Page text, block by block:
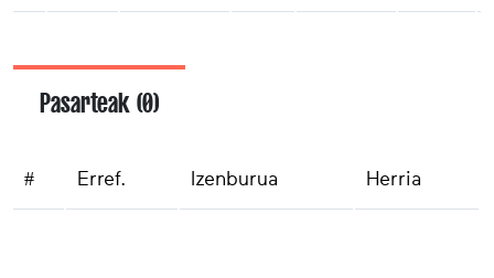
Pasarteak (0)
# Erref. Izenburua Herria